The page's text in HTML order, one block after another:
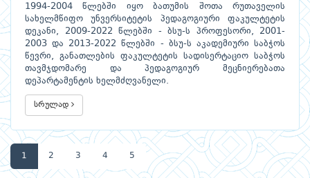
1994-2004 წლებში იყო ბათუმის შოთა რუთაველის
სახელმწიფო უნვერსიტეტის პედაგოგიური ფაკულტეტის
დეკანი, 2009-2022 წლებში - ბსუ-ს პროფესორი, 2001-
2003 და 2013-2022 წლებში - ბსუ-ს აკადემიური საბჭოს
წევრი, განათლების ფაკულტეტის სადისერტაციო საბჭოს
თავმჯდომარე და პედაგოგიურ მეცნიერებათა
დეპარტამენტის ხელმძღვანელი.
სრულად
1 2 3 4 5